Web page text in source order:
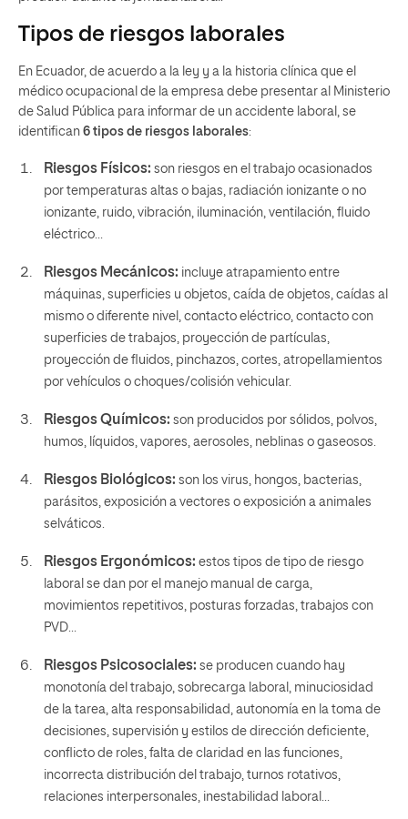
Tipos de riesgos laborales
En Ecuador, de acuerdo a la ley y a la historia clínica que el
médico ocupacional de la empresa debe presentar al Ministerio
de Salud Pública para informar de un accidente laboral, se
identifican 6 tipos de riesgos laborales:
Riesgos Físicos: son riesgos en el trabajo ocasionados
por temperaturas altas o bajas, radiación ionizante o no
ionizante, ruido, vibración, iluminación, ventilación, fluido
eléctrico…
Riesgos Mecánicos: incluye atrapamiento entre
máquinas, superficies u objetos, caída de objetos, caídas al
mismo o diferente nivel, contacto eléctrico, contacto con
superficies de trabajos, proyección de partículas,
proyección de fluidos, pinchazos, cortes, atropellamientos
por vehículos o choques/colisión vehicular.
Riesgos Químicos: son producidos por sólidos, polvos,
humos, líquidos, vapores, aerosoles, neblinas o gaseosos.
Riesgos Biológicos: son los virus, hongos, bacterias,
parásitos, exposición a vectores o exposición a animales
selváticos.
Riesgos Ergonómicos: estos tipos de tipo de riesgo
laboral se dan por el manejo manual de carga,
movimientos repetitivos, posturas forzadas, trabajos con
PVD…
Riesgos Psicosociales: se producen cuando hay
monotonía del trabajo, sobrecarga laboral, minuciosidad
de la tarea, alta responsabilidad, autonomía en la toma de
decisiones, supervisión y estilos de dirección deficiente,
conflicto de roles, falta de claridad en las funciones,
incorrecta distribución del trabajo, turnos rotativos,
relaciones interpersonales, inestabilidad laboral…